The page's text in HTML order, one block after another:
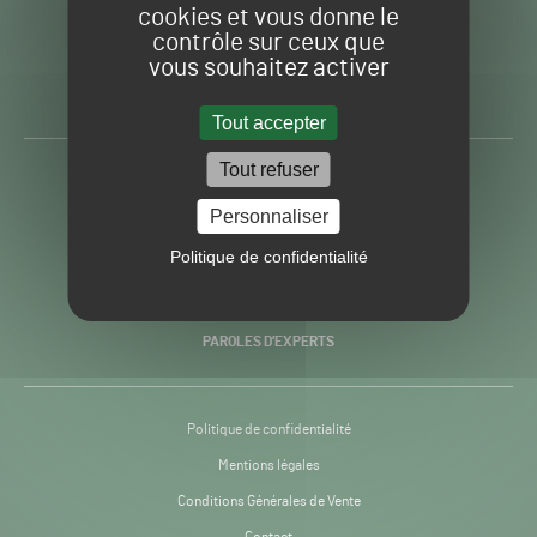
cookies et vous donne le
contrôle sur ceux que
vous souhaitez activer
Tout accepter
Tout refuser
Personnaliser
Politique de confidentialité
Gazon
Sport
H24
-
Toute l’info autour du
PRATIQUES
PAROLES D’EXPERTS
Politique de confidentialité
Mentions légales
Conditions Générales de Vente